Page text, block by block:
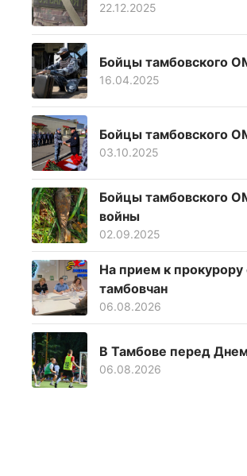
22.12.2025
Бойцы тамбовского
16.04.2025
Бойцы тамбовского
03.10.2025
Бойцы тамбовского
войны
02.09.2025
На прием к
тамбовчан
06.08.2026
В Тамбове перед
06.08.2026